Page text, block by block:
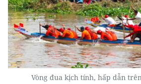
Vòng đua kịch tính, hấp dẫn